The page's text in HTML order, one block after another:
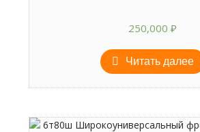
250,000₽
Читать далее